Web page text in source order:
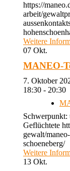
https://
arbeit/
Weitere
07 Okt.
MANEO-
7. Oktober
18:30 - 20:30
Schwerpunkt:
Geflüchtete
gewalt/
schoeneberg/
Weitere
13 Okt.